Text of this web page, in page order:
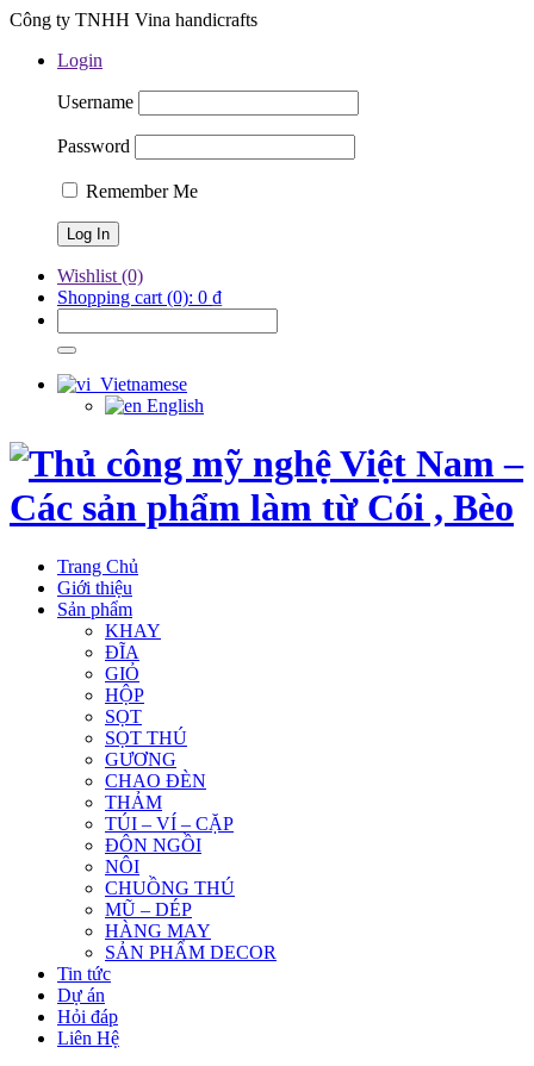
Công ty TNHH Vina handicrafts
Login
Username
Password
Remember Me
Wishlist (0)
Shopping cart (0): 0 ₫
Vietnamese
English
Trang Chủ
Giới thiệu
Sản phẩm
KHAY
ĐĨA
GIỎ
HỘP
SỌT
SỌT THÚ
GƯƠNG
CHAO ĐÈN
THẢM
TÚI – VÍ – CẶP
ĐÔN NGỒI
NÔI
CHUỒNG THÚ
MŨ – DÉP
HÀNG MAY
SẢN PHẨM DECOR
Tin tức
Dự án
Hỏi đáp
Liên Hệ